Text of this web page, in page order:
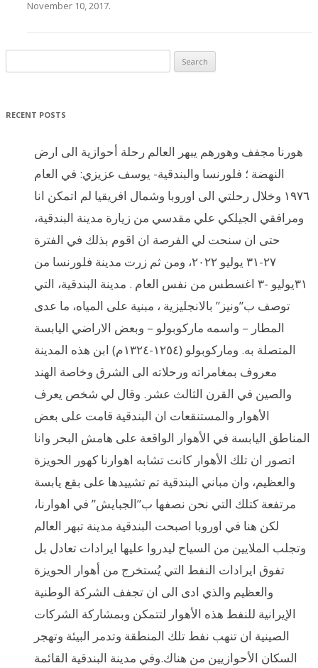
November 10, 2017.
RECENT POSTS
هورنا مجفف وهورهم يبهر العالم رحلة أحوازية الى ارض
النهضة ؛ فلورنسا والبندقية- يوسف عزيزي: في العام
١٩٧٦ وخلال رحلتي الى اوروبا وشمال افريقيا لم اتمكن انا
ومرافقي الجيلكي علي مقدسي من زيارة مدينة البندقية،
حتى ان سنحت لي الفرصة ان اقوم بذلك في الفترة
٢٧-٣١ يوليو ٢٠٢٢، ومن ثم زرت مدينة فلورنسا من
٣١يوليو -٣ اغسطس من نفس العام . مدينة البندقية، التي
توصف ب”ونيز” بالانجليزية ، مبنية على المياه، ما عدى
المطار – واسمه ماركوبولو – وبعض الاراضي اليابسة
المتصلة به. وماركوبولو (١٢٥٤-١٣٢٤م) ابن هذه المدينة
معروف بمغامراته ورحلاته الى الشرق وخاصة الهند
والصين في القرن الثالث عشر. وقال لي شخص يعرف
الأهوار والمستنقعات ان البندقية قامت على بعض
المناطق اليابسة في الأهوار الواقعة على هامش البحر وانا
اتصور ان تلك الأهوار كانت تشابه اهوارنا كهور الحويزة
والعظيم، وان مباني البندقية تم تشييدها على بقع يابسة
مرتفعة كتلك التي نحن نصفها ب”الجبايش” في اهوارنا،
لكن هنا في اوروبا اصبحت البندقية مدينة تبهر العالم
وتجلب الملايين من السياح ليدروا عليها ايرادات تعادل بل
تفوق ايرادات النفط التي يُستخرج من أهوار الحويزة
والعظيم والذي ادى الى ان تجفف الشركة الوطنية
الإيرانية للنفط هذه الأهوار لتتمكن وبمشاركة الشركات
الصينية ان تنهب نفط تلك المنطقة وتدمر البيئة وتهجر
السكان الأحوازيين من هناك.وفي مدينة البندقية القائمة